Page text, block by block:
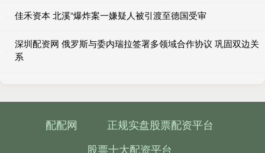
佳禾资本 北溪“爆炸案一嫌疑人被引渡至德国受审
深圳配资网 俄罗斯与委内瑞拉签署多领域合作协议 巩固双边关
系
配配网
正规实盘股票配资平台
股票十大配资平台